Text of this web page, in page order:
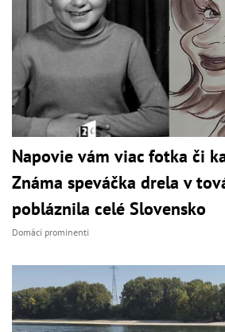
Napovie vám viac fotka či
Známa speváčka drela v
pobláznila celé Slovensko
Domáci prominenti